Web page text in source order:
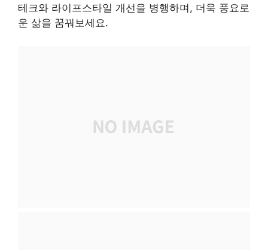
테크와 라이프스타일 개선을 병행하며, 더욱 풍요로
운 삶을 꿈꿔보세요.